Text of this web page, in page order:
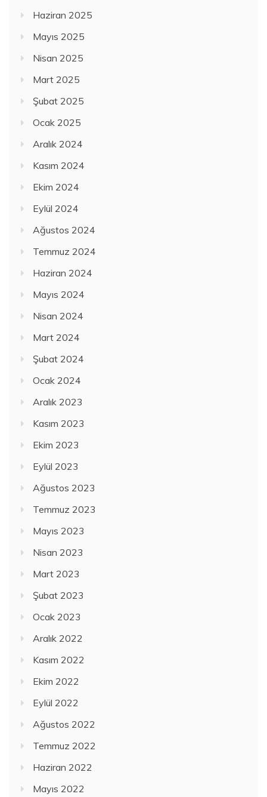
Haziran 2025
Mayıs 2025
Nisan 2025
Mart 2025
Şubat 2025
Ocak 2025
Aralık 2024
Kasım 2024
Ekim 2024
Eylül 2024
Ağustos 2024
Temmuz 2024
Haziran 2024
Mayıs 2024
Nisan 2024
Mart 2024
Şubat 2024
Ocak 2024
Aralık 2023
Kasım 2023
Ekim 2023
Eylül 2023
Ağustos 2023
Temmuz 2023
Mayıs 2023
Nisan 2023
Mart 2023
Şubat 2023
Ocak 2023
Aralık 2022
Kasım 2022
Ekim 2022
Eylül 2022
Ağustos 2022
Temmuz 2022
Haziran 2022
Mayıs 2022